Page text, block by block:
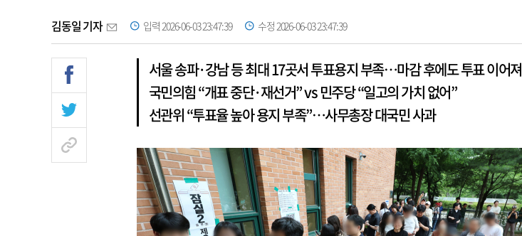
김동일 기자 입력 2026-06-03 23:47:39 수정 2026-06-03 23:47:39
서울 송파·강남 등 최대 17곳서 투표용지 부족…마감 후에도 투표 이어져
국민의힘 “개표 중단·재선거” vs 민주당 “일고의 가치 없어”
선관위 “투표율 높아 용지 부족”…사무총장 대국민 사과